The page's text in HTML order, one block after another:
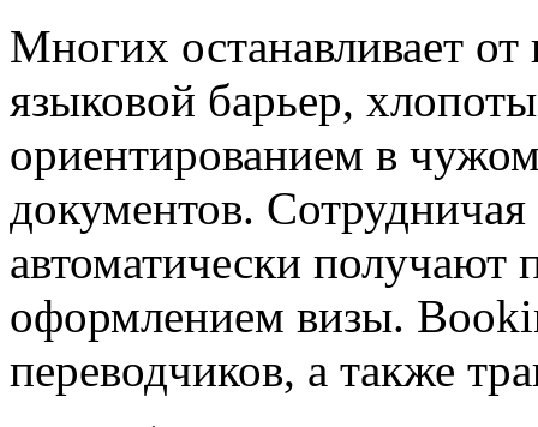
Многих останавливает
языковой барьер,
ориентированием в
документов.
автоматически
оформлением визы.
переводчиков, а также